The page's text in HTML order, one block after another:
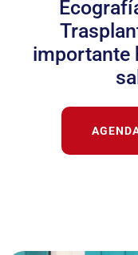
importante